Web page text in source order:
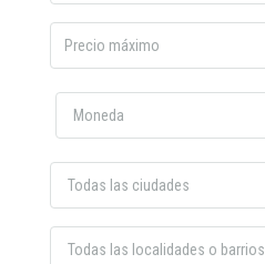
Moneda
Todas las ciudades
Todas las localidades o barrios